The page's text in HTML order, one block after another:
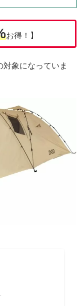
お得！】
象になっていま